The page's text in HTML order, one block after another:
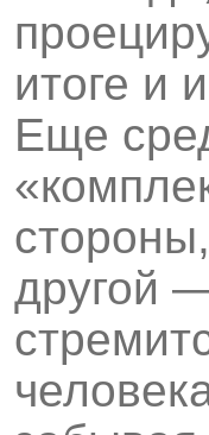
итоге и
Еще
другой